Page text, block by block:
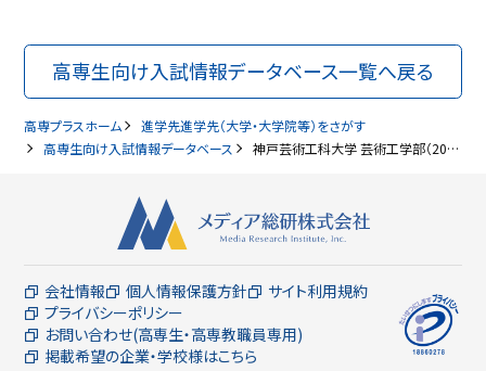
高専生向け入試情報データベース一覧へ戻る
高専プラスホーム
進学先進学先（大学・大学院等）をさがす
高専生向け入試情報データベース
神戸芸術工科大学 芸術工学部（2027年卒対象）高専生向け入試情報
会社情報 個人情報保護方針
サイト利用規約
プライバシーポリシー
お問い合わせ(高専生・高専教職員専用)
掲載希望の企業・学校様はこちら